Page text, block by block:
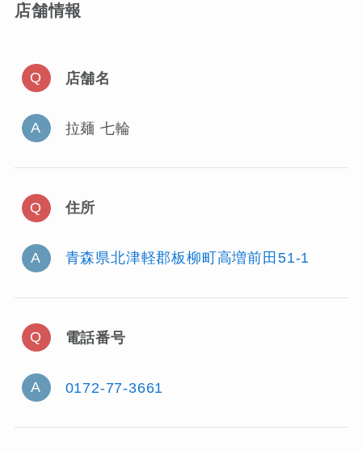
店舗情報
店舗名
拉麺 七輪
住所
青森県北津軽郡板柳町高増前田51-1
電話番号
0172-77-3661